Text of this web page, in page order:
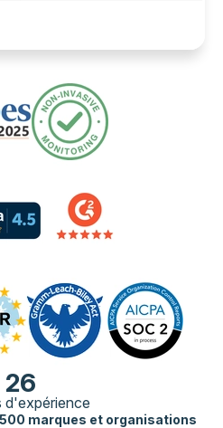
26
d'expérience
marques et organisations